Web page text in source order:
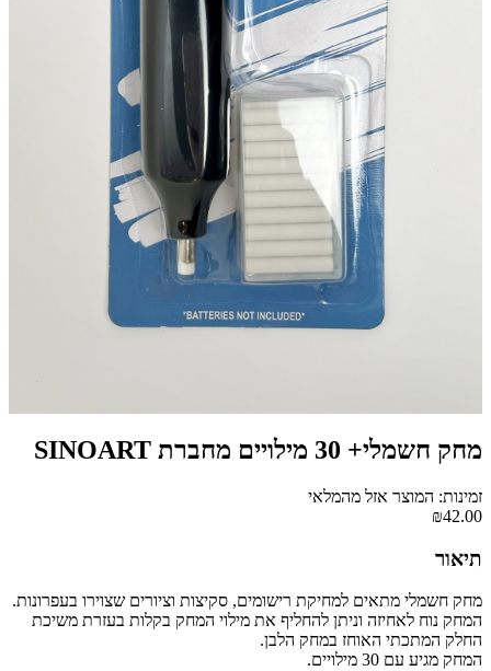
מחק חשמלי+ 30 מילויים מחברת SINOART
זמינות: המוצר אזל מהמלאי
₪42.00
תיאור
מחק חשמלי מתאים למחיקת רישומים, סקיצות וציורים שצוירו בעפרונות.
המחק נוח לאחיזה וניתן להחליף את מילוי המחק בקלות בעזרת משיכת
החלק המתכתי האוחז במחק הלבן.
המחק מגיע עם 30 מילויים.